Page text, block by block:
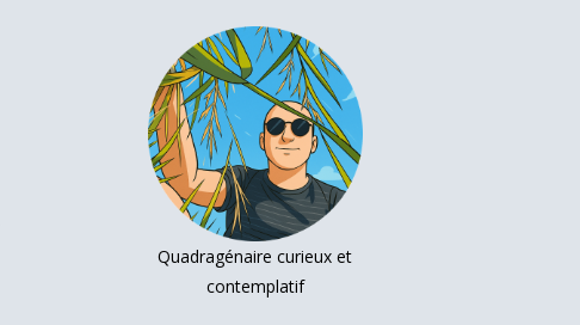
Quadragénaire curieux et
contemplatif